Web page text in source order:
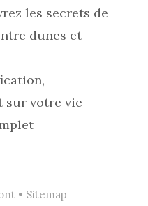
les secrets de
dunes et
sur votre vie
• Sitemap